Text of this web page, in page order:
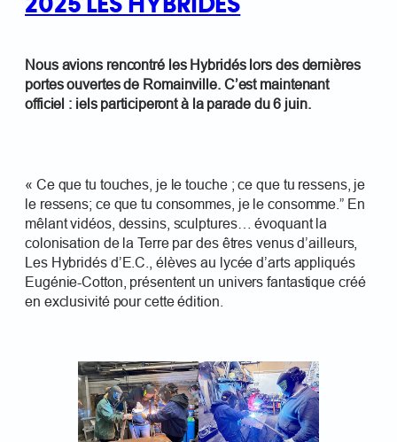
2025 LES HYBRIDÉS
Nous avions rencontré les Hybridés lors des dernières
portes ouvertes de Romainville. C’est maintenant
officiel : iels participeront à la parade du 6 juin.
« Ce que tu touches, je le touche ; ce que tu ressens, je
le ressens; ce que tu consommes, je le consomme.” En
mêlant vidéos, dessins, sculptures… évoquant la
colonisation de la Terre par des êtres venus d’ailleurs,
Les Hybridés d’E.C., élèves au lycée d’arts appliqués
Eugénie-Cotton, présentent un univers fantastique créé
en exclusivité pour cette édition.